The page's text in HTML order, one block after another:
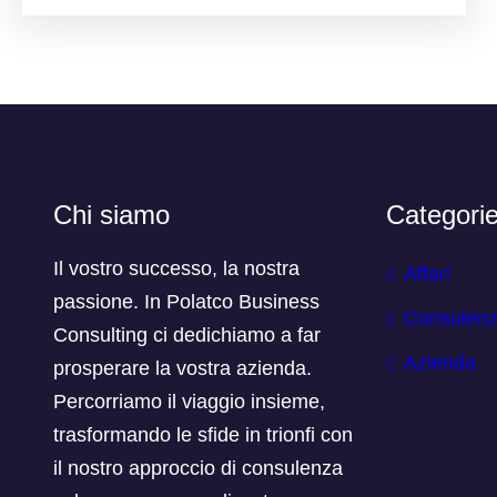
Chi siamo
Il vostro successo, la nostra
passione. In Polatco Business
Consulting ci dedichiamo a far
prosperare la vostra azienda.
Percorriamo il viaggio insieme,
trasformando le sfide in trionfi con
il nostro approccio di consulenza
Affari
Azienda